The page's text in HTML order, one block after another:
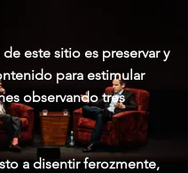
este sitio es preservar y
para estimular
observando tres
a disentir ferozmente,